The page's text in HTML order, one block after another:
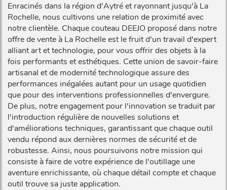
Enracinés dans la région d'Aytré et rayonnant jusqu'à La
Rochelle, nous cultivons une relation de proximité avec
notre clientèle. Chaque couteau DEEJO proposé dans notre
offre de vente à La Rochelle est le fruit d'un travail d'expert
alliant art et technologie, pour vous offrir des objets à la
fois performants et esthétiques. Cette union de savoir-faire
artisanal et de modernité technologique assure des
performances inégalées autant pour un usage quotidien
que pour des interventions professionnelles d'envergure.
De plus, notre engagement pour l'innovation se traduit par
l'introduction régulière de nouvelles solutions et
d'améliorations techniques, garantissant que chaque outil
vendu répond aux dernières normes de sécurité et de
robustesse. Ainsi, nous poursuivons notre mission qui
consiste à faire de votre expérience de l'outillage une
aventure enrichissante, où chaque détail compte et chaque
outil trouve sa juste application.